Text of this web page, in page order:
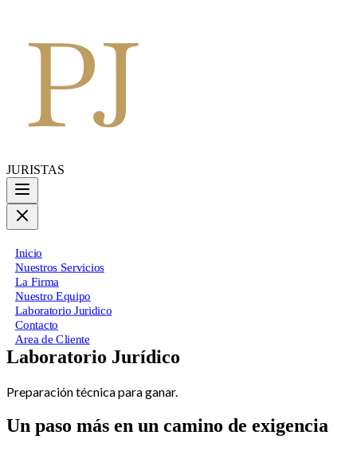
JURISTAS
Inicio
Nuestros Servicios
La Firma
Nuestro Equipo
Laboratorio Juridico
Contacto
Area de Cliente
Laboratorio Jurídico
Preparación técnica para ganar.
Un paso más en un camino de exigencia